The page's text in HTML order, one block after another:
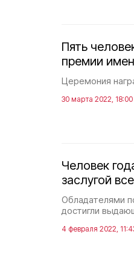
Пять
премии
Церемония
30 марта 2022, 18:00
Человек
заслугой
Обладателями
достигли
4 февраля 2022,